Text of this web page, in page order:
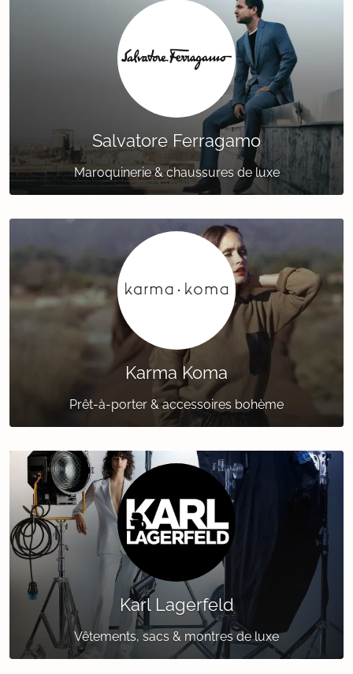
Salvatore Ferragamo
Maroquinerie & chaussures de luxe
Karma Koma
Prêt-à-porter & accessoires bohème
Karl Lagerfeld
Vêtements, sacs & montres de luxe